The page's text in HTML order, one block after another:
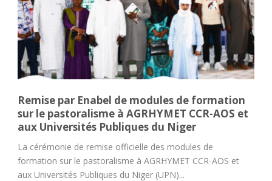
Remise par Enabel de modules de formation
sur le pastoralisme à AGRHYMET CCR-AOS et
aux Universités Publiques du Niger
La cérémonie de remise officielle des modules de
formation sur le pastoralisme à AGRHYMET CCR-AOS et
aux Universités Publiques du Niger (UPN)...